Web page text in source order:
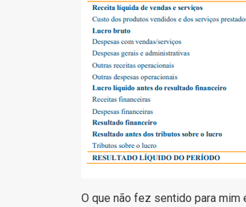
O que não fez sentido para mim